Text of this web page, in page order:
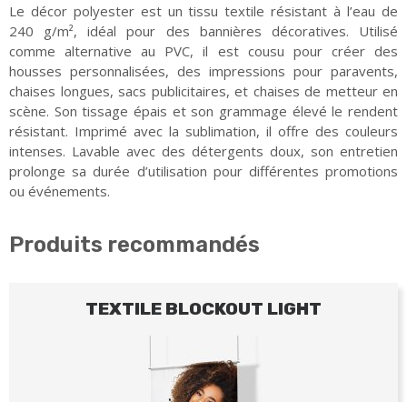
Le décor polyester est un tissu textile résistant à l’eau de
240 g/m², idéal pour des bannières décoratives. Utilisé
comme alternative au PVC, il est cousu pour créer des
housses personnalisées, des impressions pour paravents,
chaises longues, sacs publicitaires, et chaises de metteur en
scène. Son tissage épais et son grammage élevé le rendent
résistant. Imprimé avec la sublimation, il offre des couleurs
intenses. Lavable avec des détergents doux, son entretien
prolonge sa durée d’utilisation pour différentes promotions
ou événements.
Produits recommandés
TEXTILE BLOCKOUT LIGHT